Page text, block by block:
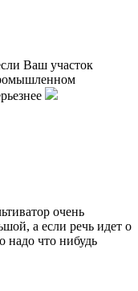
Ваш участок
очень
а если речь идет о
что нибудь